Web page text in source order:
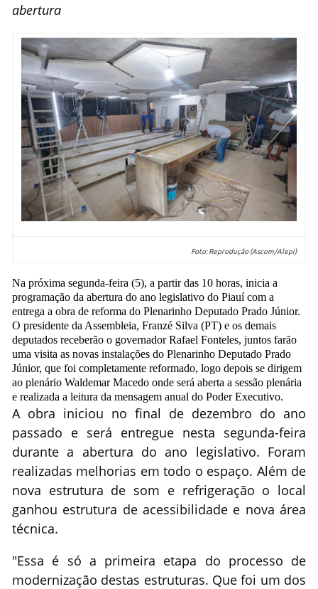
abertura
Foto: Reprodução (Ascom/Alepi)
Na próxima segunda-feira (5), a partir das 10 horas, inicia a
programação da abertura do ano legislativo do Piauí com a
entrega a obra de reforma do Plenarinho Deputado Prado Júnior.
O presidente da Assembleia, Franzé Silva (PT) e os demais
deputados receberão o governador Rafael Fonteles, juntos farão
uma visita as novas instalações do Plenarinho Deputado Prado
Júnior, que foi completamente reformado, logo depois se dirigem
ao plenário Waldemar Macedo onde será aberta a sessão plenária
e realizada a leitura da mensagem anual do Poder Executivo.
A obra iniciou no final de dezembro do ano
passado e será entregue nesta segunda-feira
durante a abertura do ano legislativo. Foram
realizadas melhorias em todo o espaço. Além de
nova estrutura de som e refrigeração o local
ganhou estrutura de acessibilidade e nova área
técnica.
"Essa é só a primeira etapa do processo de
modernização destas estruturas. Que foi um dos